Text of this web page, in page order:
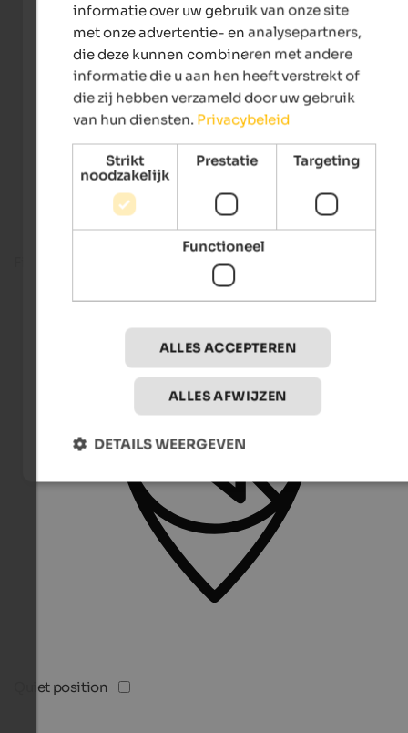
Quiet position
informatie over uw gebruik van onze site
met onze advertentie- en analysepartners,
die deze kunnen combineren met andere
informatie die u aan hen heeft verstrekt of
die zij hebben verzameld door uw gebruik
van hun diensten. Privacybeleid
Strikt
noodzakelijk
Prestatie Targeting
Functioneel
ALLES ACCEPTEREN
ALLES AFWIJZEN
DETAILS WEERGEVEN